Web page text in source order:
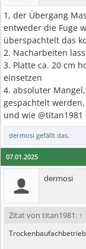
1, der Übergang
entweder die Fuge
überspachtelt das
2. Nacharbeiten
3. Platte ca. 20 cm
einsetzen
4. absoluter
gespachtelt
und wie
dermosi gefällt das.
07.01.2025
dermosi
Zitat von titan1981: ↑